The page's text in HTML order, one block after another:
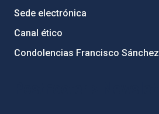
Sede electrónica
Canal ético
Condolencias Francisco Sánchez